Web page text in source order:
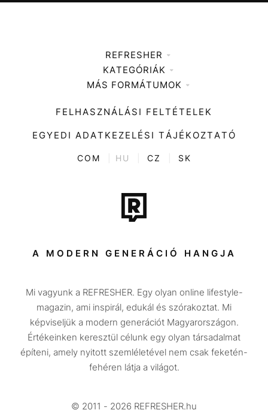
REFRESHER
Médiaajánlat
KATEGÓRIÁK
Zene
Divat
Kultúra
ENTR
Tech-Tudomány
Sport
Társadalom
Utazás
Életmód
Design
Beszélgetések
Videó
MÁS FORMÁTUMOK
FELHASZNÁLÁSI FELTÉTELEK
EGYEDI ADATKEZELÉSI TÁJÉKOZTATÓ
COM HU CZ SK
A MODERN GENERÁCIÓ HANGJA
Mi vagyunk a REFRESHER. Egy olyan online lifestyle-
magazin, ami inspirál, edukál és szórakoztat. Mi
képviseljük a modern generációt Magyarországon.
Értékeinken keresztül célunk egy olyan társadalmat
építeni, amely nyitott szemléletével nem csak feketén-
fehéren látja a világot.
© 2011 - 2026 REFRESHER.hu